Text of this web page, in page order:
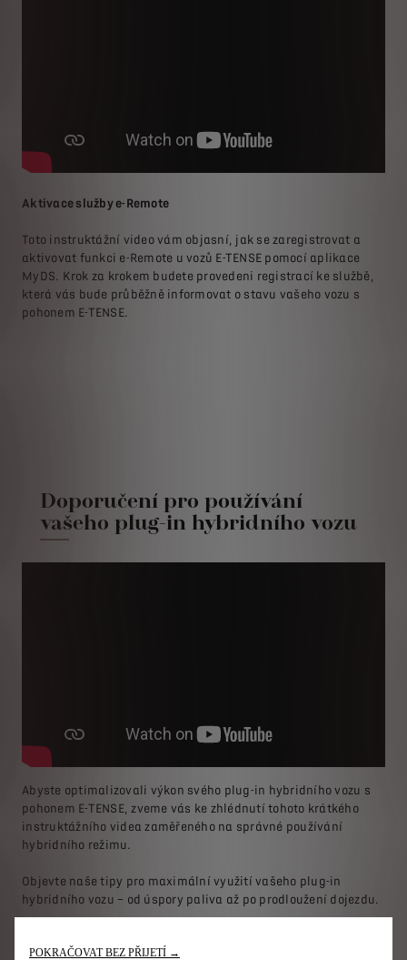
Aktivace služby e-Remote
Toto instruktážní video vám objasní, jak se zaregistrovat a
aktivovat funkci e-Remote u vozů E-TENSE pomocí aplikace
MyDS. Krok za krokem budete provedeni registrací ke službě,
která vás bude průběžně informovat o stavu vašeho vozu s
pohonem E-TENSE.
Doporučení pro používání
vašeho plug-in hybridního vozu
Abyste optimalizovali výkon svého plug-in hybridního vozu s
pohonem E-TENSE, zveme vás ke zhlédnutí tohoto krátkého
instruktážního videa zaměřeného na správné používání
hybridního režimu.
Objevte naše tipy pro maximální využití vašeho plug-in
hybridního vozu – od úspory paliva až po prodloužení dojezdu.
POKRAČOVAT BEZ PŘIJETÍ →